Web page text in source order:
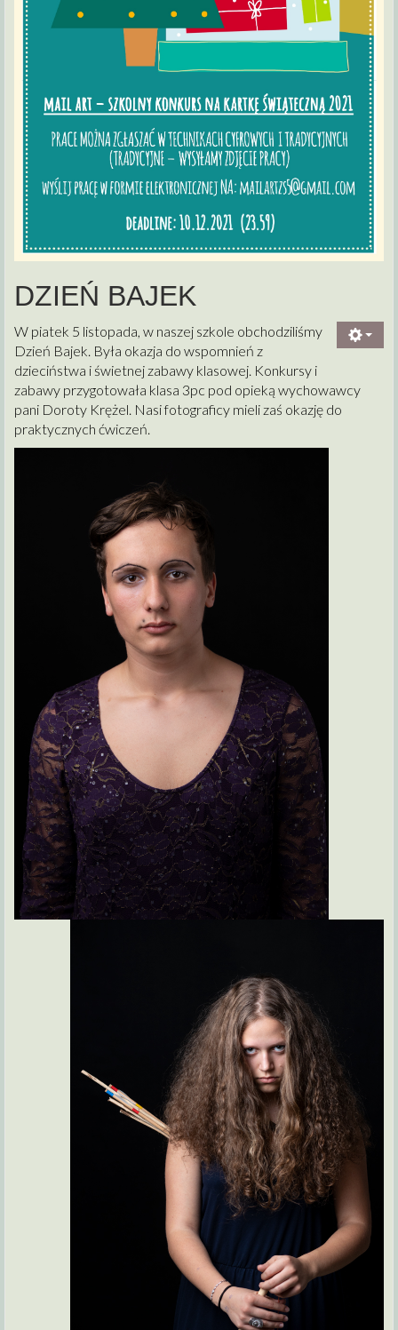
DZIEŃ BAJEK
W piatek 5 listopada, w naszej szkole obchodziliśmy
Dzień Bajek. Była okazja do wspomnień z
dzieciństwa i świetnej zabawy klasowej. Konkursy i
zabawy przygotowała klasa 3pc pod opieką wychowawcy
pani Doroty Krężel. Nasi fotograficy mieli zaś okazję do
praktycznych ćwiczeń.